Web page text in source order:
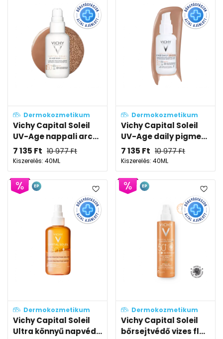
Dermokozmetikum
Vichy Capital Soleil
UV-Age nappali arc...
7 135 Ft 10 977Ft
Kiszerelés: 40ML
Dermokozmetikum
Vichy Capital Soleil
UV-Age daily pigme...
7 135 Ft 10 977Ft
Kiszerelés: 40ML
Dermokozmetikum
Vichy Capital Soleil
Ultra könnyű napvéd...
EP
Dermokozmetikum
Vichy Capital Soleil
bőrsejtvédő vizes fl...
EP